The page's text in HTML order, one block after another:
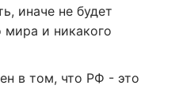
иначе не будет
мира и никакого
в том, что РФ - это